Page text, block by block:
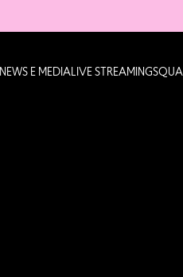
NEWS E MEDIALIVE STREAMING